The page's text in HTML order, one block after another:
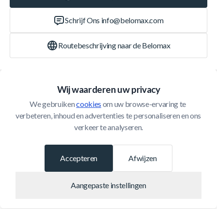
Wij waarderen uw privacy
We gebruiken cookies om uw browse-ervaring te
verbeteren, inhoud en advertenties te personaliseren en ons
verkeer te analyseren.
Afwijzen
Aangepaste instellingen
Accepteren
Klantenservice
Schrijf Ons info@belomax.com
Routebeschrijving naar de Belomax